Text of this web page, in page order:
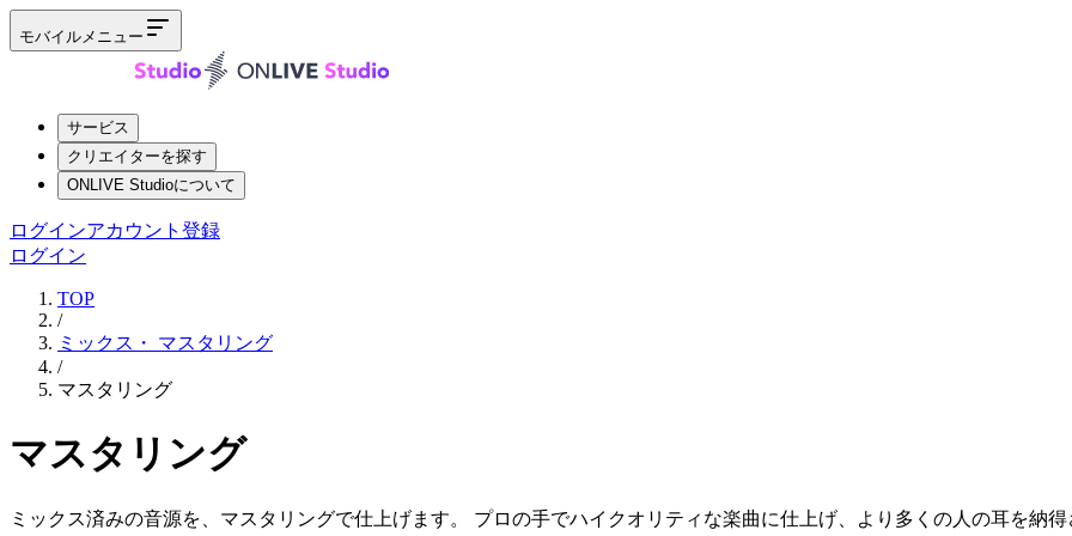
モバイルメニュー
サービス
クリエイターを探す
ONLIVE Studioについて
ログインアカウント登録
ログイン
TOP
/
ミックス・ マスタリング
/
マスタリング
マスタリング
ミックス済みの音源を、マスタリングで仕上げます。 プロの手でハイクオリティな楽曲に仕上げ、より多くの人の耳を納得